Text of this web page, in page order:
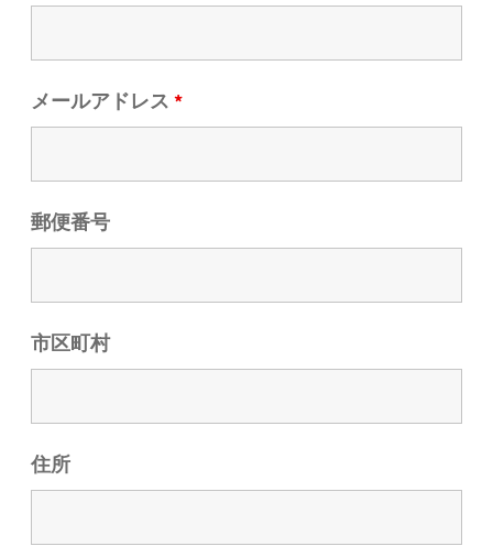
メールアドレス *
郵便番号
市区町村
住所